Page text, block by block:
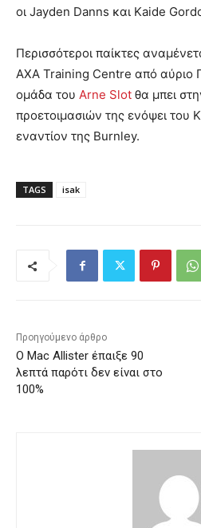
οι Jayden Danns και Kaide
Περισσότεροι παίκτες
AXA Training Centre από αύριο
ομάδα του Arne Slot θα μπει
προετοιμασιών της ενόψει του
εναντίον της Burnley.
TAGS isak
Προηγούμενο άρθρο
Ο Mac Allister έπαιξε 90
λεπτά παρότι δεν είναι στο
100%